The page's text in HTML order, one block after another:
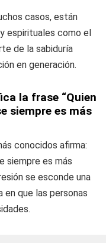
casos, están
espirituales como el
de la sabiduría
en generación.
la frase “Quien
siempre es más
conocidos afirma:
siempre es más
se esconde una
en que las personas